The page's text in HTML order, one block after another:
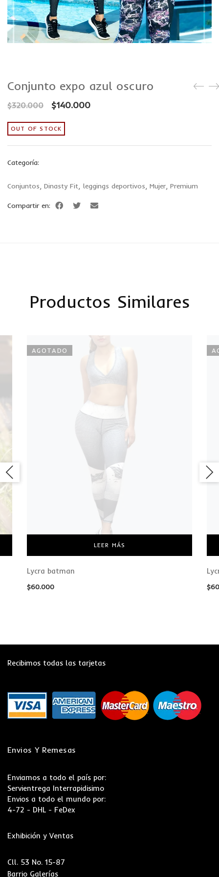
PLUS SIZE
Conjunto expo azul oscuro
$320.000 $140.000
OUT OF STOCK
Categoría:
Conjuntos, Dinasty Fit, leggings deportivos, Mujer, Premium
Compartir en:
Productos Similares
AGOTADO
LEER MÁS
Lycra batman
$60.000 $
Recibimos todas las tarjetas
Envios Y Remesas
Enviamos a todo el país por:
Servientrega Interrapidisimo
Envios a todo el mundo por:
4-72 - DHL - FeDex
Exhibición y Ventas
Cll. 53 No. 15-87
Barrio Galerías